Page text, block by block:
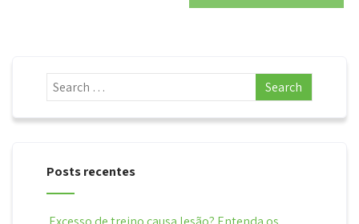
Posts recentes